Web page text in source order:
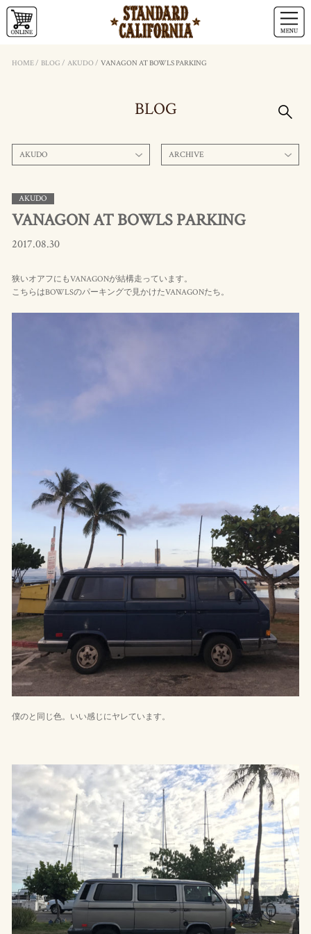
HOME/ BLOG / AKUDO/ VANAGON AT BOWLS PARKING
BLOG
AKUDO ARCHIVE
AKUDO
VANAGON AT BOWLS PARKING
2017.08.30
狭いオアフにもVANAGONが結構走っています。
こちらはBOWLSのパーキングで見かけたVANAGONたち。
僕のと同じ色。いい感じにヤレています。